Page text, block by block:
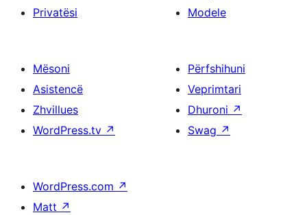
Privatësi
Modele
Mësoni
Asistencë
Zhvillues
WordPress.tv ↗
Përfshihuni
Veprimtari
Dhuroni ↗
Swag ↗
WordPress.com ↗
Matt ↗